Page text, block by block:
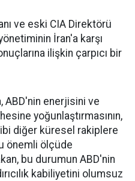
ve eski CIA Direktörü
İran'a karşı
ilişkin çarpıcı bir
ABD'nin enerjisini ve
yoğunlaştırmasının,
diğer küresel rakiplere
önemli ölçüde
bu durumun ABD'nin
kabiliyetini olumsuz